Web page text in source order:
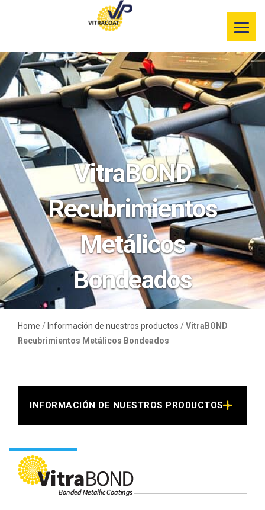
productos
Selector de
color
Servicios
Recursos
Segmentos deVitraBOND
Recubrimientos
Metálicos
Bondeados
Home / Información de nuestros productos /VitraBOND
Recubrimientos Metálicos Bondeados
INFORMACIÓN DE NUESTROS PRODUCTOS >